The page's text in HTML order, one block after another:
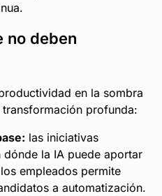
no deben
en la sombra
profunda:
las iniciativas
dónde la IA puede aportar
empleados permite
a automatización.